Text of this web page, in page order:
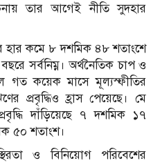
তার আগেই নীতি সুদহার
হার কমে ৮ দশমিক ৪৮ শতাংশে
সর্বনিম্ন। অর্থনৈতিক চাপ ও
গত কয়েক মাসে মূল্যস্ফীতির
প্রবৃদ্ধিও হ্রাস পেয়েছে। মে
দাঁড়িয়েছে ৭ দশমিক ১৭
৫০ শতাংশ।
ও বিনিয়োগ পরিবেশের